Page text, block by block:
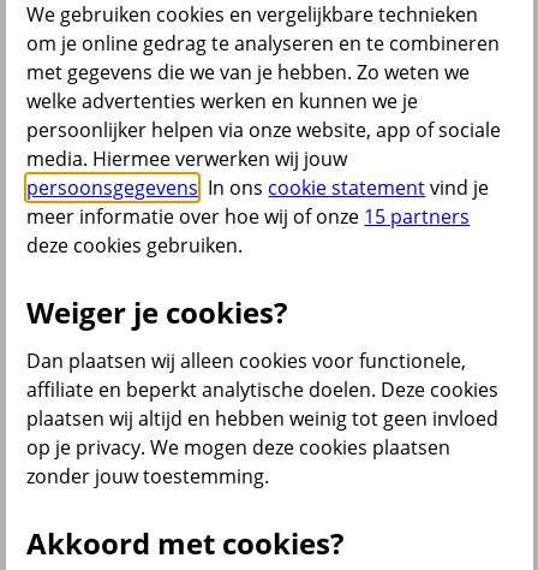
Dyslexie lettertype
Aan / Uit
Cookies aanpassen
CoBrowsing
Start
Menu
terug
Producten
We gebruiken cookies en vergelijkbare technieken
om je online gedrag te analyseren en te combineren
met gegevens die we van je hebben. Zo weten we
welke advertenties werken en kunnen we je
persoonlijker helpen via onze website, app of sociale
media. Hiermee verwerken wij jouw
persoonsgegevens . In ons cookie statementvind je
meer informatie over hoe wij of onze 15 partners
deze cookies gebruiken.
Weiger je cookies?
Dan plaatsen wij alleen cookies voor functionele,
affiliate en beperkt analytische doelen. Deze cookies
plaatsen wij altijd en hebben weinig tot geen invloed
op je privacy. We mogen deze cookies plaatsen
zonder jouw toestemming.
Akkoord met cookies?